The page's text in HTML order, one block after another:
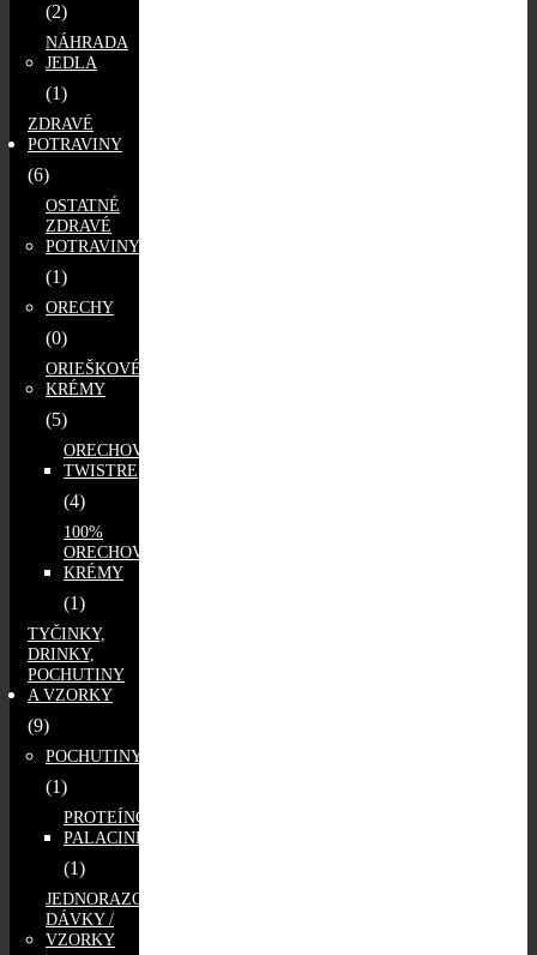
(2)
NÁHRADA
JEDLA
(1)
ZDRAVÉ
POTRAVINY
(6)
OSTATNÉ
ZDRAVÉ
POTRAVINY
(1)
ORECHY
(0)
ORIEŠKOVÉ
KRÉMY
(5)
ORECHOVÉ
TWISTRE
(4)
100%
ORECHOVÉ
KRÉMY
(1)
TYČINKY,
DRINKY,
POCHUTINY
A VZORKY
(9)
POCHUTINY
(1)
PROTEÍNOVÉ
PALACINKY
(1)
JEDNORAZOVÉ
DÁVKY /
VZORKY